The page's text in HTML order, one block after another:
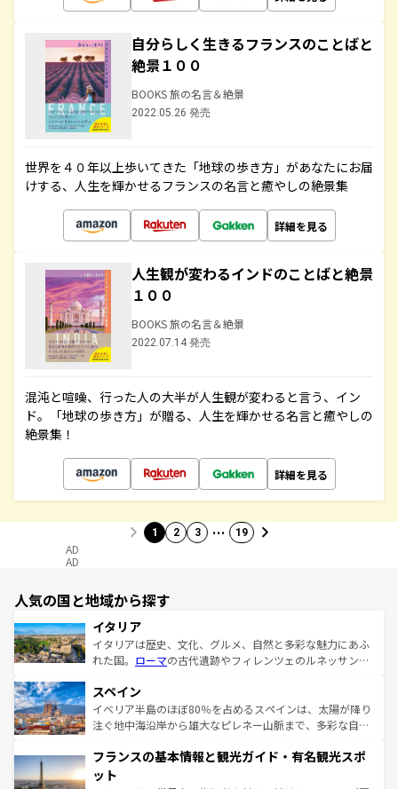
自分らしく生きるフランスのことばと
絶景１００
BOOKS 旅の名言＆絶景
2022.05.26 発売
世界を４０年以上歩いてきた「地球の歩き方」があなたにお届
けする、人生を輝かせるフランスの名言と癒やしの絶景集
詳細を見る
人生観が変わるインドのことばと絶景
１００
BOOKS 旅の名言＆絶景
2022.07.14 発売
混沌と喧噪、行った人の大半が人生観が変わると言う、イン
ド。「地球の歩き方」が贈る、人生を輝かせる名言と癒やしの
絶景集！
詳細を見る
1 2 3 … 19
AD
AD
人気の国と地域から探す
イタリア
イタリアは歴史、文化、グルメ、自然と多彩な魅力にあふ
れた国。 ローマの古代遺跡やフィレンツェのルネッサンス
ろん、トスカーナの美しい田園風景やアマルフィ海岸の絶
景など、自然景観も見逃せない。観光の合間には、本場の
ピザやパスタなど、絶品のイタリア料理を堪能することも
ませてくれるイタリアで、忘れられない旅をしてみよう！
なお、新着のイタリア情報は
スペイン
イベリア半島のほぼ80％を占めるスペインは、太陽が降り
注ぐ地中海沿岸から雄大なピレネー山脈まで、多彩な自然
文化が根付くこの国では、情熱的なフラメンコ、熱気あふ
れる闘牛、そして美味しいタパスが生活の一部となってい
フランスの基本情報と観光ガイド・有名観光スポ
ット